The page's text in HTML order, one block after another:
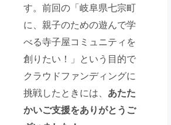
す。前回の「岐阜県七宗町
に、親子のための遊んで学
べる寺子屋コミュニティを
創りたい！」という目的で
クラウドファンディングに
挑戦したときには、 あたた
かいご支援をありがとうご